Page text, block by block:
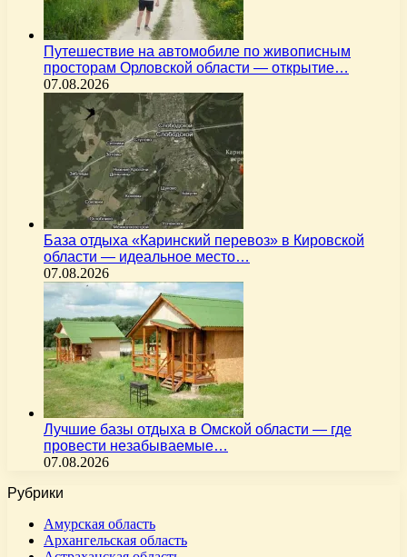
Путешествие на автомобиле по живописным
просторам Орловской области — открытие…
07.08.2026
База отдыха «Каринский перевоз» в Кировской
области — идеальное место…
07.08.2026
Лучшие базы отдыха в Омской области — где
провести незабываемые…
07.08.2026
Рубрики
Амурская область
Архангельская область